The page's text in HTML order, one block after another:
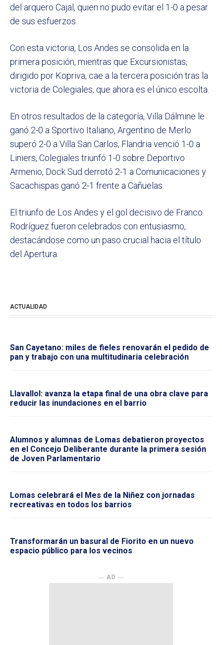
del arquero Cajal, quien no pudo evitar el 1-0 a pesar
de sus esfuerzos.
Con esta victoria, Los Andes se consolida en la
primera posición, mientras que Excursionistas,
dirigido por Kopriva, cae a la tercera posición tras la
victoria de Colegiales, que ahora es el único escolta.
En otros resultados de la categoría, Villa Dálmine le
ganó 2-0 a Sportivo Italiano, Argentino de Merlo
superó 2-0 a Villa San Carlos, Flandria venció 1-0 a
Liniers, Colegiales triunfó 1-0 sobre Deportivo
Armenio, Dock Sud derrotó 2-1 a Comunicaciones y
Sacachispas ganó 2-1 frente a Cañuelas.
El triunfo de Los Andes y el gol decisivo de Franco
Rodríguez fueron celebrados con entusiasmo,
destacándose como un paso crucial hacia el título
del Apertura.
ACTUALIDAD
San Cayetano: miles de fieles renovarán el pedido de
pan y trabajo con una multitudinaria celebración
Llavallol: avanza la etapa final de una obra clave para
reducir las inundaciones en el barrio
Alumnos y alumnas de Lomas debatieron proyectos
en el Concejo Deliberante durante la primera sesión
de Joven Parlamentario
Lomas celebrará el Mes de la Niñez con jornadas
recreativas en todos los barrios
Transformarán un basural de Fiorito en un nuevo
espacio público para los vecinos
― AD ―